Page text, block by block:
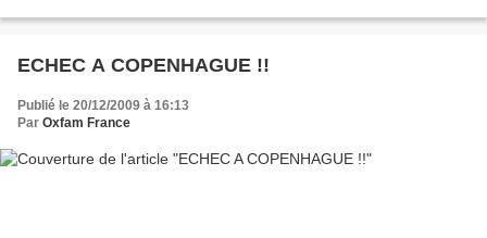
ECHEC A COPENHAGUE !!
Publié le 20/12/2009 à 16:13
Par Oxfam France